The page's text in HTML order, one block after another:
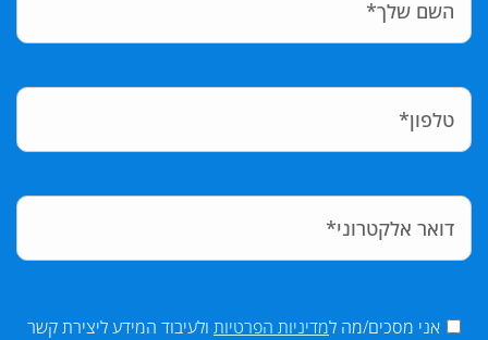
אני מסכים/מה למדיניות הפרטיות ולעיבוד המידע ליצירת קשר